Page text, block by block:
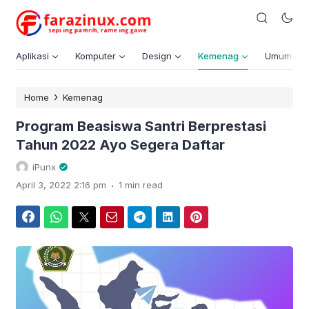
Aplikasi Komputer Design Kemenag Umum
Home › Kemenag
Program Beasiswa Santri Berprestasi
Tahun 2022 Ayo Segera Daftar
iPunx
April 3, 2022 2:16 pm . 1 min read